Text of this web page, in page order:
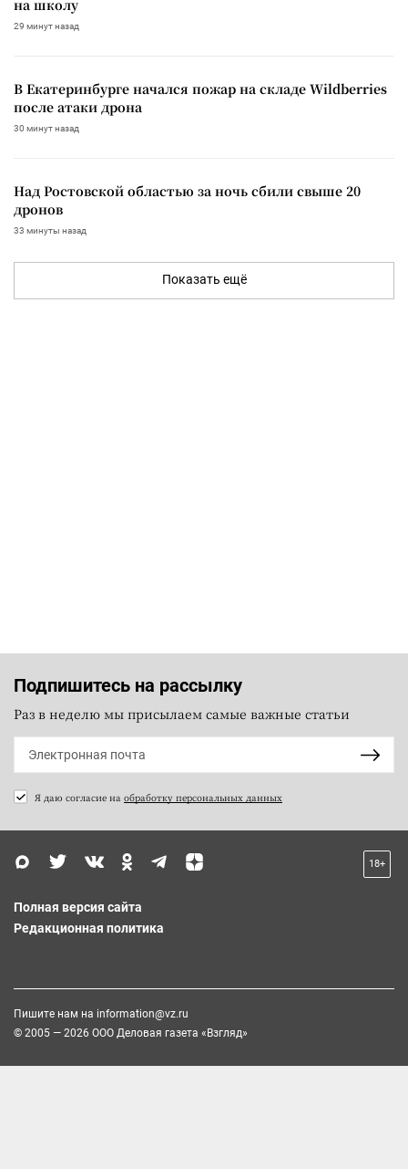
на школу
29 минут назад
В Екатеринбурге начался пожар на складе Wildberries
после атаки дрона
30 минут назад
Над Ростовской областью за ночь сбили свыше 20
дронов
33 минуты назад
Показать ещё
Подпишитесь на рассылку
Раз в неделю мы присылаем самые важные статьи
Я даю согласие на обработку персональных данных
18+
Полная версия сайта
Редакционная политика
Пишите нам на information@vz.ru
© 2005 — 2026 ООО Деловая газета «Взгляд»